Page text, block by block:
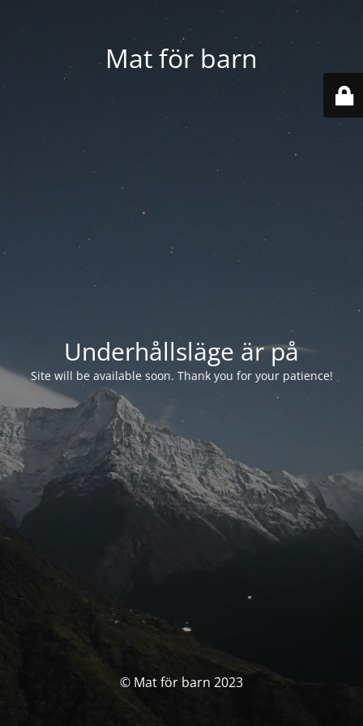
Mat för barn
Underhållsläge är på
Site will be available soon. Thank you for your patience!
© Mat för barn 2023